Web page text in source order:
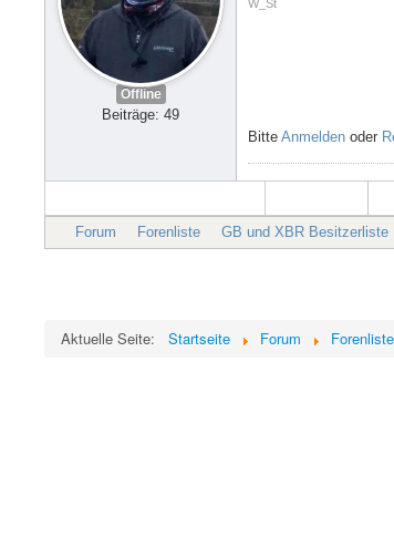
Offline
Beiträge: 49
W_St
Bitte Anmelden oder
Forum Forenliste GB und XBR Besitzerliste
Aktuelle Seite:
Startseite Forum Forenliste